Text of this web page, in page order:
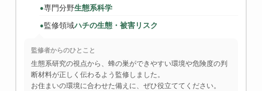
●専門分野生態系科学
●監修領域ハチの生態・被害リスク
監修者からのひとこと
生態系研究の視点から、蜂の巣ができやすい環境や危険度の判
断材料が正しく伝わるよう監修しました。
お住まいの環境に合わせた備えに、ぜひ役立ててください。